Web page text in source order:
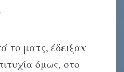
το ματς, έδειξαν
όμως, στο